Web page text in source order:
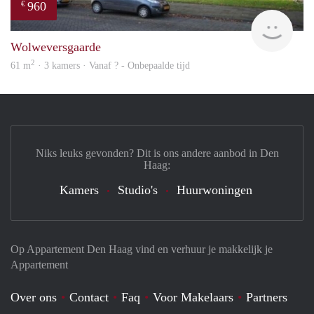
€ 960
Wolweversgaarde
61 m2 · 3 kamers · Vanaf ? - Onbepaalde tijd
Op Appartement Den Haag vind en verhuur je makkelijk je
Appartement
Over ons Contact Faq Voor Makelaars Partners
Niks leuks gevonden? Dit is ons andere aanbod in Den
Haag:
Kamers Studio's Huurwoningen